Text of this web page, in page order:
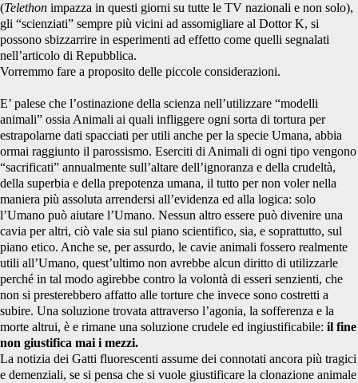
(Telethon impazza in questi giorni su tutte le TV nazionali e non solo),
gli “scienziati” sempre più vicini ad assomigliare al Dottor K, si
possono sbizzarrire in esperimenti ad effetto come quelli segnalati
nell’articolo di Repubblica.
Vorremmo fare a proposito delle piccole considerazioni.
E’ palese che l’ostinazione della scienza nell’utilizzare “modelli
animali” ossia Animali ai quali infliggere ogni sorta di tortura per
estrapolarne dati spacciati per utili anche per la specie Umana, abbia
ormai raggiunto il parossismo. Eserciti di Animali di ogni tipo vengono
“sacrificati” annualmente sull’altare dell’ignoranza e della crudeltà,
della superbia e della prepotenza umana, il tutto per non voler nella
maniera più assoluta arrendersi all’evidenza ed alla logica: solo
l’Umano può aiutare l’Umano. Nessun altro essere può divenire una
cavia per altri, ciò vale sia sul piano scientifico, sia, e soprattutto, sul
piano etico. Anche se, per assurdo, le cavie animali fossero realmente
utili all’Umano, quest’ultimo non avrebbe alcun diritto di utilizzarle
perché in tal modo agirebbe contro la volontà di esseri senzienti, che
non si presterebbero affatto alle torture che invece sono costretti a
subire. Una soluzione trovata attraverso l’agonia, la sofferenza e la
morte altrui, è e rimane una soluzione crudele ed ingiustificabile: il fine
non giustifica mai i mezzi.
La notizia dei Gatti fluorescenti assume dei connotati ancora più tragici
e demenziali, se si pensa che si vuole giustificare la clonazione animale